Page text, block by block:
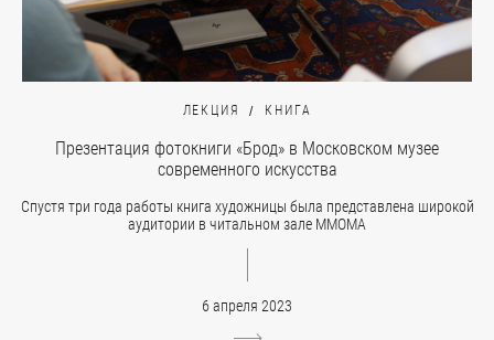
ЛЕКЦИЯ КНИГА
Презентация фотокниги «Брод» в Московском музее
современного искусства
Спустя три года работы книга художницы была представлена широкой
аудитории в читальном зале ММОМА
6 апреля 2023